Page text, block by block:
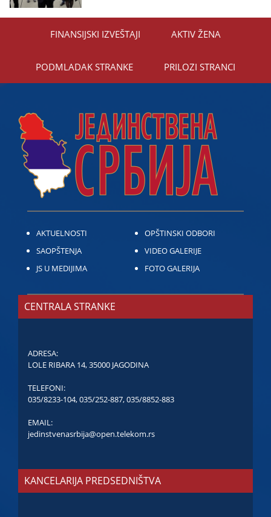
FINANSIЈSKI IZVEŠTAЈI AKTIV ŽENA
PODMLADAK STRANKE PRILOZI STRANCI
AKTUELNOSTI
SAOPŠTENJA
JS U MEDIJIMA
OPŠTINSKI ODBORI
VIDEO GALERIJE
FOTO GALERIJA
CENTRALA STRANKE
ADRESA:
LOLE RIBARA 14, 35000 JAGODINA
TELEFONI:
035/8233-104,035/252-887,035/8852-883
EMAIL:
jedinstvenasrbija@open.telekom.rs
KANCELARIJA PREDSEDNIŠTVA